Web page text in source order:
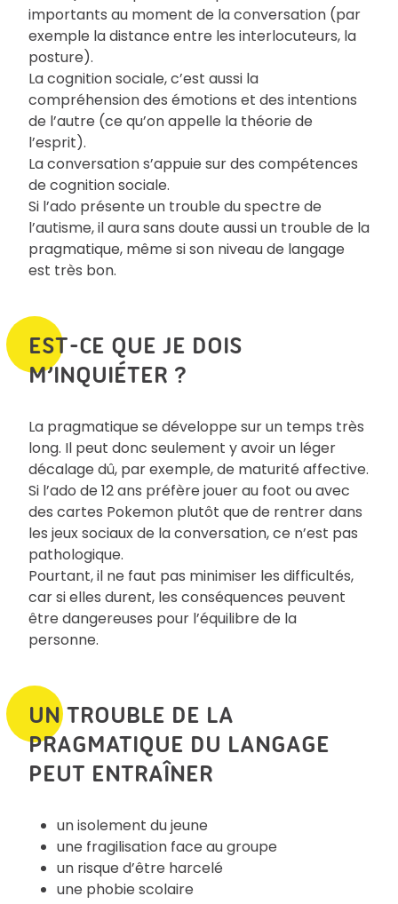
importants au moment de la conversation (par
exemple la distance entre les interlocuteurs, la
posture).
La cognition sociale, c’est aussi la
compréhension des émotions et des intentions
de l’autre (ce qu’on appelle la théorie de
l’esprit).
La conversation s’appuie sur des compétences
de cognition sociale.
Si l’ado présente un trouble du spectre de
l’autisme, il aura sans doute aussi un trouble de la
pragmatique, même si son niveau de langage
est très bon.
EST-CE QUE JE DOIS
M’INQUIÉTER ?
La pragmatique se développe sur un temps très
long. Il peut donc seulement y avoir un léger
décalage dû, par exemple, de maturité affective.
Si l’ado de 12 ans préfère jouer au foot ou avec
des cartes Pokemon plutôt que de rentrer dans
les jeux sociaux de la conversation, ce n’est pas
pathologique.
Pourtant, il ne faut pas minimiser les difficultés,
car si elles durent, les conséquences peuvent
être dangereuses pour l’équilibre de la
personne.
UN TROUBLE DE LA
PRAGMATIQUE DU LANGAGE
PEUT ENTRAÎNER
un isolement du jeune
une fragilisation face au groupe
un risque d’être harcelé
une phobie scolaire